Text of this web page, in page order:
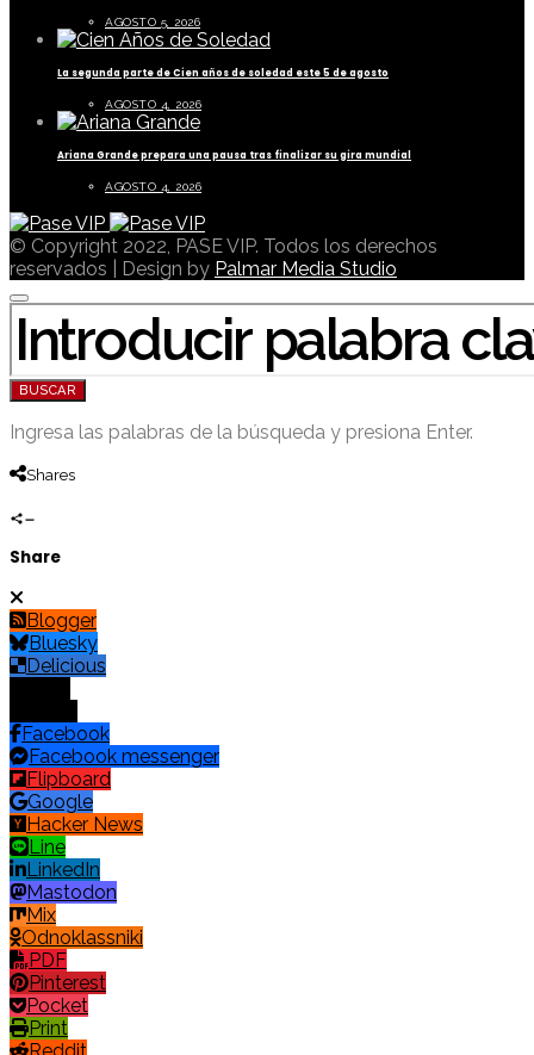
AGOSTO 5, 2026
La segunda parte de Cien años de soledad este 5 de agosto
AGOSTO 4, 2026
Ariana Grande prepara una pausa tras finalizar su gira mundial
AGOSTO 4, 2026
© Copyright 2022, PASE VIP. Todos los derechos
reservados | Design by Palmar Media Studio
BUSCAR POR:
BUSCAR
Ingresa las palabras de la búsqueda y presiona Enter.
Shares
Share
Blogger
Bluesky
Delicious
Facebook
Facebook messenger
Flipboard
Google
Hacker News
Line
LinkedIn
Mastodon
Mix
Odnoklassniki
PDF
Pinterest
Pocket
Print